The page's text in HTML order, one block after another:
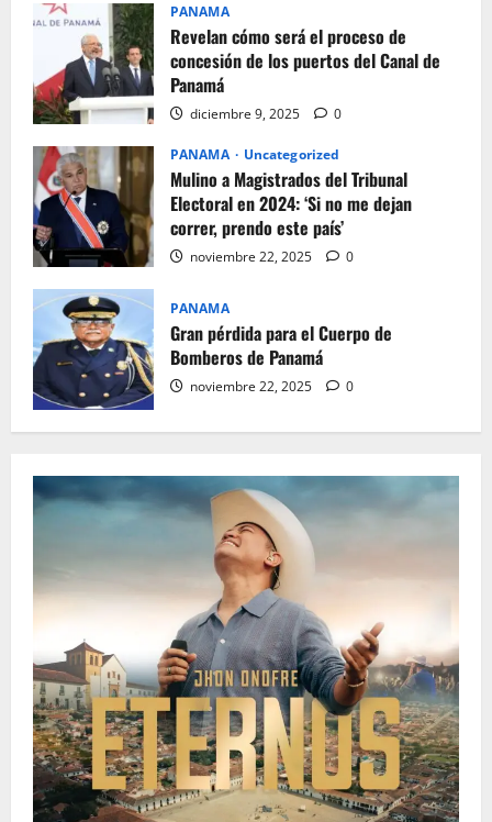
PANAMA
Revelan cómo será el proceso de
concesión de los puertos del Canal de
Panamá
diciembre 9, 2025 0
PANAMA Uncategorized
Mulino a Magistrados del Tribunal
Electoral en 2024: ‘Si no me dejan
correr, prendo este país’
noviembre 22, 2025 0
PANAMA
Gran pérdida para el Cuerpo de
Bomberos de Panamá
noviembre 22, 2025 0